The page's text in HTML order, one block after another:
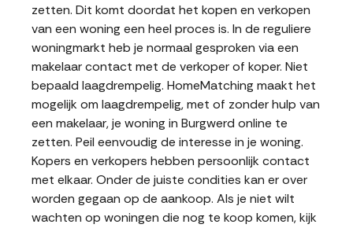
zetten. Dit komt doordat het kopen en verkopen
van een woning een heel proces is. In de reguliere
woningmarkt heb je normaal gesproken via een
makelaar contact met de verkoper of koper. Niet
bepaald laagdrempelig. HomeMatching maakt het
mogelijk om laagdrempelig, met of zonder hulp van
een makelaar, je woning in Burgwerd online te
zetten. Peil eenvoudig de interesse in je woning.
Kopers en verkopers hebben persoonlijk contact
met elkaar. Onder de juiste condities kan er over
worden gegaan op de aankoop. Als je niet wilt
wachten op woningen die nog te koop komen, kijk